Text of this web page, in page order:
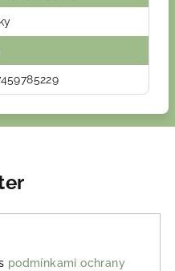
podmínkami ochrany